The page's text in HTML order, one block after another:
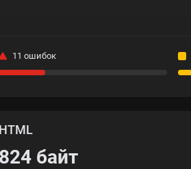
11 ошибок
HTML
824 байт